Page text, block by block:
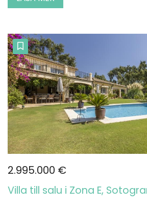
2.995.000 €
Villa till salu i Zona E,